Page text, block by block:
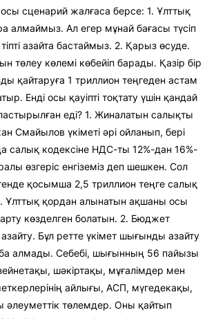
сценарий жалғаса берсе: 1. Ұлттық
алмаймыз. Ал егер мұнай бағасы түсіп
азайта бастаймыз. 2. Қарыз өсуде.
төлеу көлемі көбейіп барады. Қазір бір
қайтаруға 1 триллион теңгеден астам
Енді осы қауіпті тоқтату үшін қандай
еді? 1. Жиналатын салықты
Смайылов үкіметі әрі ойланып, бері
салық кодексіне НДС-ты 12%-дан 16%-
өзгеріс енгіземіз деп шешкен. Сол
қосымша 2,5 триллион теңге салық
Ұлттық қордан алынатын ақшаны осы
көзделген болатын. 2. Бюджет
Бұл ретте үкімет шығынды азайту
алмады. Себебі, шығынның 56 пайызы
шәкіртақы, мұғалімдер мен
айлығы, АСП, мүгедекақы,
әлеуметтік төлемдер. Оны қайтып